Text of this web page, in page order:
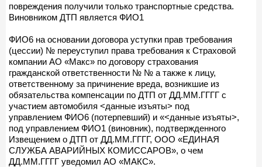
повреждения получили только транспортные средства.
Виновником ДТП является ФИО1
ФИО6 на основании договора уступки прав требования
(цессии) № переуступил права требования к Страховой
компании АО «Макс» по договору страхования
гражданской ответственности № № а также к лицу,
ответственному за причинение вреда, возникшие из
обязательства компенсации по ДТП от ДД.ММ.ГГГГ с
участием автомобиля <данные изъяты> под
управлением ФИО6 (потерпевший) и «<данные изъяты>,
под управлением ФИО1 (виновник), подтвержденного
Извещением о ДТП от ДД.ММ.ГГГГ, ООО «ЕДИНАЯ
СЛУЖБА АВАРИЙНЫХ КОМИССАРОВ», о чем
ДД.ММ.ГГГГ уведомил АО «МАКС».